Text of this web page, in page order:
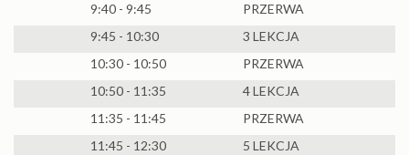
9:40 - 9:45
PRZERWA
9:45 - 10:30
3 LEKCJA
10:30 - 10:50
PRZERWA
10:50 - 11:35
4 LEKCJA
11:35 - 11:45
PRZERWA
11:45 - 12:30
5 LEKCJA